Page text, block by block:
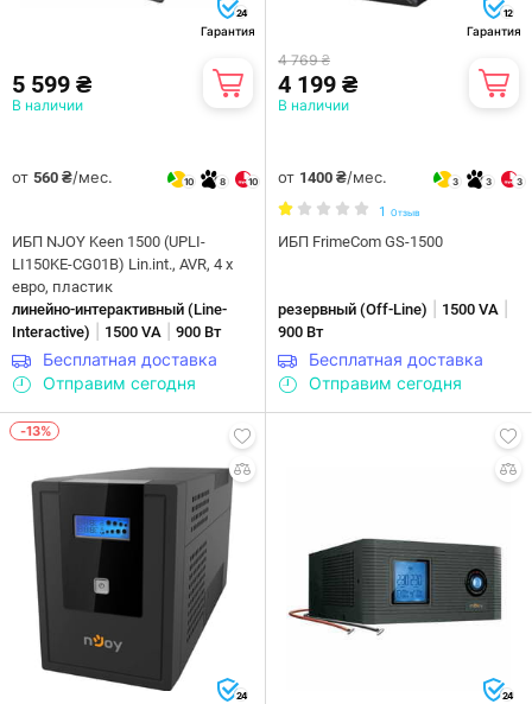
24
Гарантия
5 599 ₴
В наличии
от 560 ₴/мес. 10 8 10
ИБП NJOY Keen 1500 (UPLI-
LI150KE-CG01B) Lin.int., AVR, 4 x
евро, пластик
линейно-интерактивны­й (Line-
Interactive)
1500 VA 900 Вт
Бесплатная доставка
Отправим сегодня
12
Гарантия
4 769 ₴
4 199 ₴
В наличии
от 1400 ₴/мес. 3 3 3
1 Отзыв
ИБП FrimeCom GS-1500
резервный (Off-Line) 1500 VA
900 Вт
Бесплатная доставка
Отправим сегодня
-13%
24 24